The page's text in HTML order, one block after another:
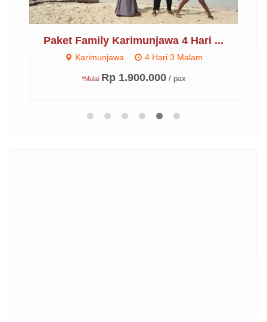
Paket Family Karimunjawa 4 Hari ...
Karimunjawa 4 Hari 3 Malam
*Mulai Rp 1.900.000 / pax